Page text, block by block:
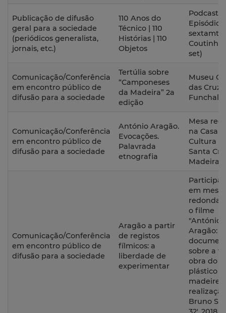
Publicação de difusão
geral para a sociedade
(periódicos generalista,
jornais, etc.)
110 Anos do
Técnico | 110
Histórias | 110
Objetos
Podcast:
Episódio
sextamte
Coutinho
set)
Comunicação/Conferência
em encontro público de
difusão para a sociedade
Tertúlia sobre
“Camponeses
da Madeira” 2a
edição
Museu
das
Funchal
Comunicação/Conferência
em encontro público de
difusão para a sociedade
António Aragão.
Evocações.
Palavrada
etnografia
Mesa
na Casa
Cultura
Santa
Madeira
Comunicação/Conferência
em encontro público de
difusão para a sociedade
Aragão a partir
de registos
fílmicos: a
liberdade de
experimentar
em mesa-
redonda
o filme
"António
Aragão:
sobre a
obra do
plástico
realização
Bruno